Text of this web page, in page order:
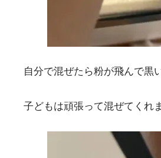
自分で混ぜたら粉が飛んで黒
子どもは頑張って混ぜてくれ